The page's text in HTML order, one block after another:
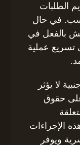
الطلبات
في حال
بالفعل في
تسريع عملية
لا يؤثر
حقوق
الإجراءات
ويوفر